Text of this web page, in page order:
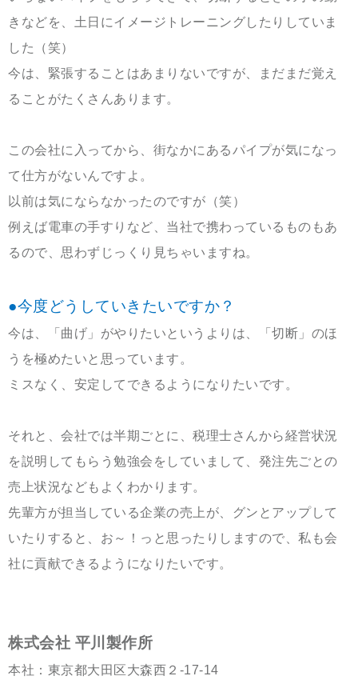
きなどを、土日にイメージトレーニングしたりしていま
した（笑）
今は、緊張することはあまりないですが、まだまだ覚え
ることがたくさんあります。
この会社に入ってから、街なかにあるパイプが気になっ
て仕方がないんですよ。
以前は気にならなかったのですが（笑）
例えば電車の手すりなど、当社で携わっているものもあ
るので、思わずじっくり見ちゃいますね。
●今度どうしていきたいですか？
今は、「曲げ」がやりたいというよりは、「切断」のほ
うを極めたいと思っています。
ミスなく、安定してできるようになりたいです。
それと、会社では半期ごとに、税理士さんから経営状況
を説明してもらう勉強会をしていまして、発注先ごとの
売上状況などもよくわかります。
先輩方が担当している企業の売上が、グンとアップして
いたりすると、お～！っと思ったりしますので、私も会
社に貢献できるようになりたいです。
株式会社 平川製作所
本社：東京都大田区大森西２-17-14